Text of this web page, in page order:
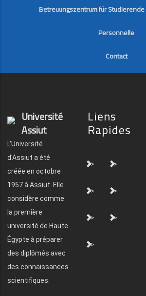
Betreuungszentrum für
Personnelle
Contact
Université
Assiut
L'Université
d'Assiut a été
créée en octobre
1957 à Assiut. Elle
considère comme
la première
université de Haute
Égypte à préparer
des diplômés avec
des connaissances
scientifiques.
Liens
Rapides
"> ">
"> ">
"> ">
">